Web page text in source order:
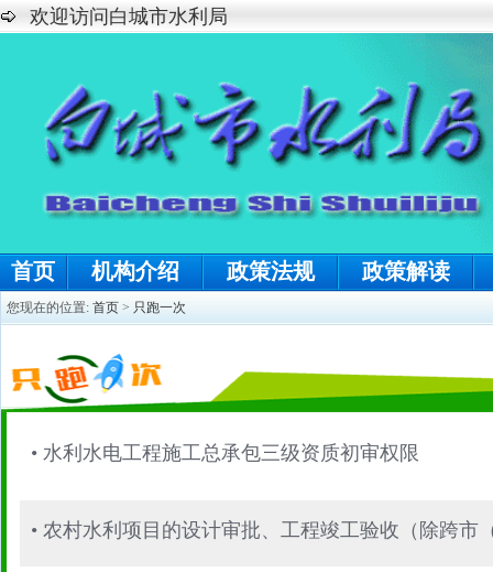
欢迎访问白城市水利局
首页 机构介绍 政策法规 政策解读
您现在的位置: 首页 > 只跑一次
• 水利水电工程施工总承包三级资质初审权限
• 农村水利项目的设计审批、工程竣工验收（除跨市